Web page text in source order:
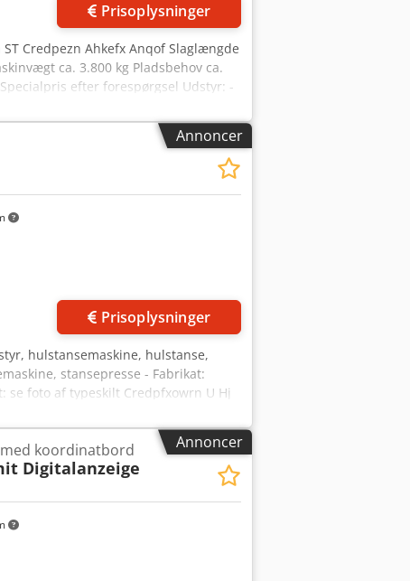
Prisoplysninger
Credpezn Ahkefx Anqof Slaglængde
ca. 3.800 kg Pladsbehov ca.
efter forespørgsel Udstyr: -
- NC-anslagssystem "MUBEA
* inkl. stort opsætningsbord *
sikkerhedsanordning, inkl.
+ anlagssystem
Annoncer
Prisoplysninger
hulstansemaskine, hulstanse,
stansepresse - Fabrikat:
se foto af typeskilt Credpfxowrn U Hj
1460/880/H2100 mm - Vægt: 2660
Annoncer
koordinatbord
Digitalanzeige